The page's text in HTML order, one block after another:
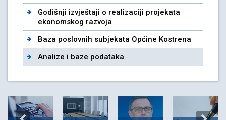
Godišnji izvještaji o realizaciji projekata
ekonomskog razvoja
Baza poslovnih subjekata Općine Kostrena
Analize i baze podataka